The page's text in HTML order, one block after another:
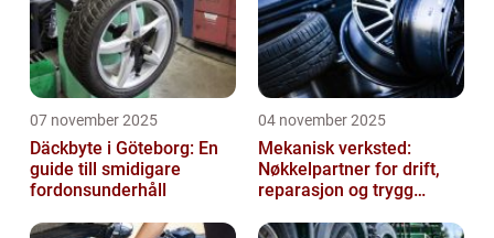
07 november 2025
Däckbyte i Göteborg: En
guide till smidigare
fordonsunderhåll
04 november 2025
Mekanisk verksted:
Nøkkelpartner for drift,
reparasjon og trygg